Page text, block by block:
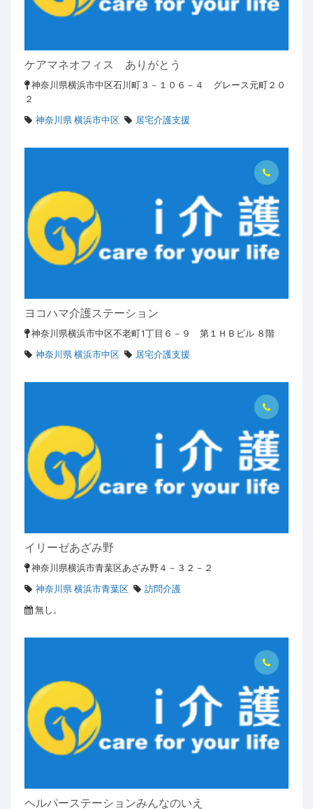
ケアマネオフィス ありがとう
神奈川県横浜市中区石川町３－１０６－４ グレース元町２０
２
神奈川県 横浜市中区
居宅介護支援
ヨコハマ介護ステーション
神奈川県横浜市中区不老町1丁目６－９ 第１ＨＢビル ８階
神奈川県 横浜市中区
居宅介護支援
イリーゼあざみ野
神奈川県横浜市青葉区あざみ野４－３２－２
神奈川県 横浜市青葉区
訪問介護
無し。
ヘルパーステーションみんなのいえ